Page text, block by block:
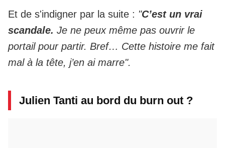
Et de s'indigner par la suite : "C’est un vrai
scandale. Je ne peux même pas ouvrir le
portail pour partir. Bref… Cette histoire me fait
mal à la tête, j’en ai marre".
Julien Tanti au bord du burn out ?